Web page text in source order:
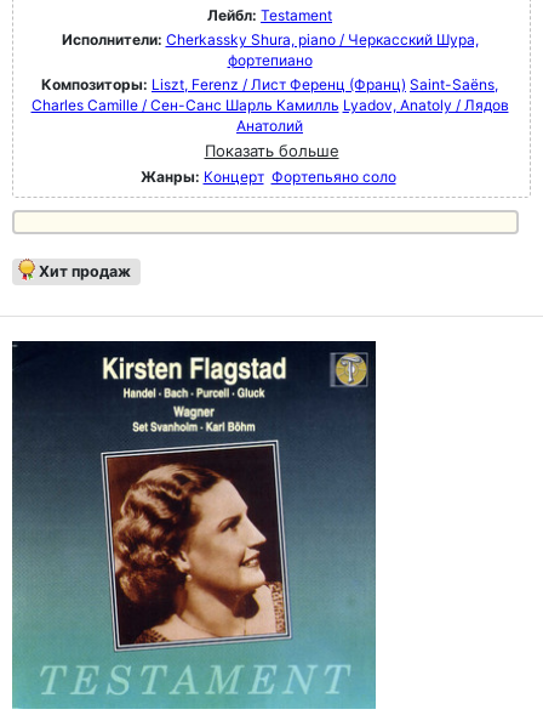
Лейбл: Testament
Исполнители: Cherkassky Shura, piano / Черкасский Шура,
фортепиано
Композиторы: Liszt, Ferenz / Лист Ференц (Франц) Saint-Saëns,
Charles Camille / Сен-Санс Шарль Камилль Lyadov, Anatoly / Лядов
Анатолий
Показать больше
Жанры: Концерт Фортепьяно соло
Хит продаж